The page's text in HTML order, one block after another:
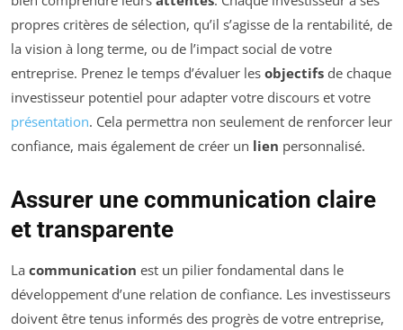
propres critères de sélection, qu’il s’agisse de la rentabilité, de
la vision à long terme, ou de l’impact social de votre
entreprise. Prenez le temps d’évaluer les objectifs de chaque
investisseur potentiel pour adapter votre discours et votre
présentation. Cela permettra non seulement de renforcer leur
confiance, mais également de créer un lien personnalisé.
Assurer une communication claire
et transparente
La communication est un pilier fondamental dans le
développement d’une relation de confiance. Les investisseurs
doivent être tenus informés des progrès de votre entreprise,